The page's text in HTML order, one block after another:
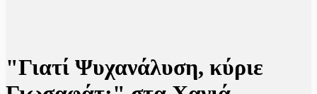
"Γιατί Ψυχανάλυση, κύριε